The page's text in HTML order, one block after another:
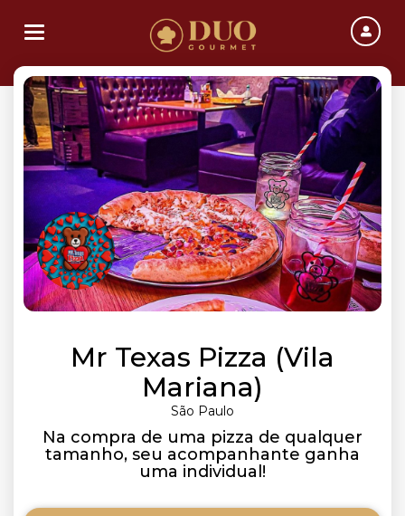
Toggle navigation
Mr Texas Pizza (Vila
Mariana)
São Paulo
Na compra de uma pizza de qualquer
tamanho, seu acompanhante ganha
uma individual!